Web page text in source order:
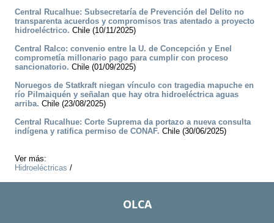
Central Rucalhue: Subsecretaría de Prevención del Delito no
transparenta acuerdos y compromisos tras atentado a proyecto
hidroeléctrico. Chile (10/11/2025)
Central Ralco: convenio entre la U. de Concepción y Enel
comprometía millonario pago para cumplir con proceso
sancionatorio. Chile (01/09/2025)
Noruegos de Statkraft niegan vínculo con tragedia mapuche en
río Pilmaiquén y señalan que hay otra hidroeléctrica aguas
arriba. Chile (23/08/2025)
Central Rucalhue: Corte Suprema da portazo a nueva consulta
indígena y ratifica permiso de CONAF. Chile (30/06/2025)
Ver más:
Hidroeléctricas /
OLCA